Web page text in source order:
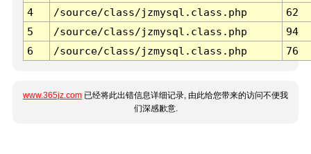
4
/source/class/jzmysql.class.php
62
5
/source/class/jzmysql.class.php
94
6
/source/class/jzmysql.class.php 76
www.365jz.com 已经将此出错信息详细记录, 由此给您带来的访问不便我
们深感歉意.